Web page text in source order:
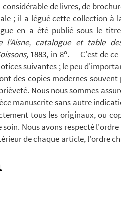
de livres, de
; il a légué cette collection à
en a été publié sous le
l'Aisne, catalogue et table
1883, in-8o. — C'est de
suivantes ; le peu
des copies modernes souvent
Nous nous sommes
manuscrite sans autre
tous les originaux, ou
Nous avons respecté
de chaque article, l'ordre